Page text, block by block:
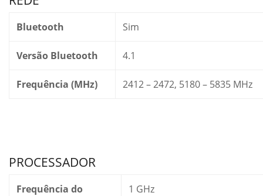
Bluetooth Sim
Versão Bluetooth 4.1
Frequência (MHz) 2412 – 2472, 5180 – 5835 MHz
PROCESSADOR
Frequência do
1 GHz